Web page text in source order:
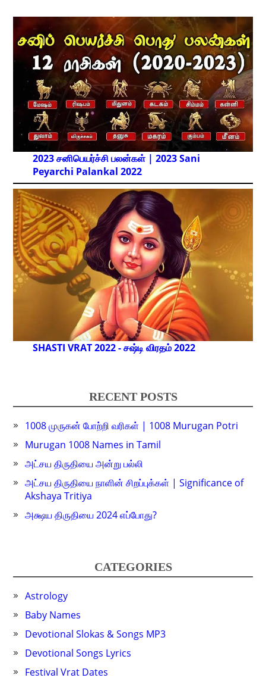
2023 சனிபெயர்ச்சி பலன்கள் | 2023 Sani
Peyarchi Palankal 2022
SHASTI VRAT 2022 - சஷ்டி விரதம் 2022
RECENT POSTS
1008 முருகன் போற்றி வரிகள் | 1008 Murugan Potri
Murugan 1008 Names in Tamil
அட்சய திருதியை அன்று பல்லி
அட்சய திருதியை நாளின் சிறப்புக்கள் | Significance of
Akshaya Tritiya
அக்ஷய திருதியை 2024 எப்போது?
CATEGORIES
Astrology
Baby Names
Devotional Slokas & Songs MP3
Devotional Songs Lyrics
Festival Vrat Dates